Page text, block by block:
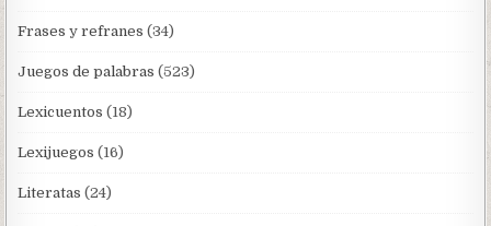
Frases y refranes (34)
Juegos de palabras (523)
Lexicuentos (18)
Lexijuegos (16)
Literatas (24)